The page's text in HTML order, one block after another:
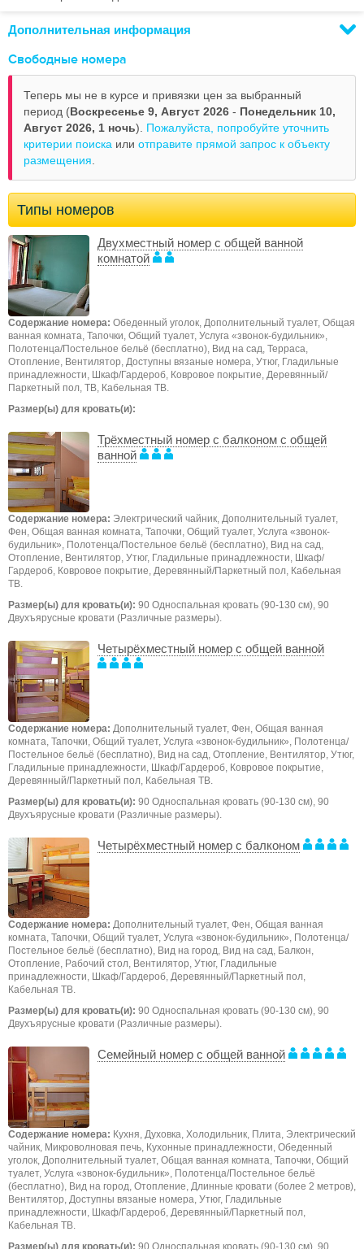
Дополнительная информация
Свободные номера
Теперь мы не в курсе и привязки цен за выбранный
период (Воскресенье 9, Август 2026 - Понедельник 10,
Август 2026, 1 ночь). Пожалуйста, попробуйте уточнить
критерии поиска или отправите прямой запрос к объекту
размещения.
Типы номеров
Двухместный номер с общей ванной
комнатой
Содержание номера: Обеденный уголок, Дополнительный туалет, Общая
ванная комната, Тапочки, Общий туалет, Услуга «звонок-будильник»,
Полотенца/Постельное бельё (бесплатно), Вид на сад, Терраса,
Отопление, Вентилятор, Доступны вязаные номера, Утюг, Гладильные
принадлежности, Шкаф/Гардероб, Ковровое покрытие, Деревянный/
Паркетный пол, ТB, Кабельная ТВ.
Размер(ы) для кровать(и):
Трёхместный номер с балконом с общей
ванной
Содержание номера: Электрический чайник, Дополнительный туалет,
Фен, Общая ванная комната, Тапочки, Общий туалет, Услуга «звонок-
будильник», Полотенца/Постельное бельё (бесплатно), Вид на сад,
Отопление, Вентилятор, Утюг, Гладильные принадлежности, Шкаф/
Гардероб, Ковровое покрытие, Деревянный/Паркетный пол, Кабельная
ТВ.
Размер(ы) для кровать(и): 90 Односпальная кровать (90-130 см), 90
Двухъярусные кровати (Различные размеры).
Четырёхместный номер с общей ванной
Содержание номера: Дополнительный туалет, Фен, Общая ванная
комната, Тапочки, Общий туалет, Услуга «звонок-будильник», Полотенца/
Постельное бельё (бесплатно), Вид на сад, Отопление, Вентилятор, Утюг,
Гладильные принадлежности, Шкаф/Гардероб, Ковровое покрытие,
Деревянный/Паркетный пол, Кабельная ТВ.
Размер(ы) для кровать(и): 90 Односпальная кровать (90-130 см), 90
Двухъярусные кровати (Различные размеры).
Четырёхместный номер с балконом
Содержание номера: Дополнительный туалет, Фен, Общая ванная
комната, Тапочки, Общий туалет, Услуга «звонок-будильник», Полотенца/
Постельное бельё (бесплатно), Вид на город, Вид на сад, Балкон,
Отопление, Рабочий стол, Вентилятор, Утюг, Гладильные
принадлежности, Шкаф/Гардероб, Деревянный/Паркетный пол,
Кабельная ТВ.
Размер(ы) для кровать(и): 90 Односпальная кровать (90-130 см), 90
Двухъярусные кровати (Различные размеры).
Семейный номер с общей ванной
Содержание номера: Кухня, Духовка, Холодильник, Плита, Электрический
чайник, Микроволновая печь, Кухонные принадлежности, Обеденный
уголок, Дополнительный туалет, Общая ванная комната, Тапочки, Общий
туалет, Услуга «звонок-будильник», Полотенца/Постельное бельё
(бесплатно), Вид на город, Отопление, Длинные кровати (более 2 метров),
Вентилятор, Доступны вязаные номера, Утюг, Гладильные
принадлежности, Шкаф/Гардероб, Деревянный/Паркетный пол,
Кабельная ТВ.
Размер(ы) для кровать(и): 90 Односпальная кровать (90-130 см), 90